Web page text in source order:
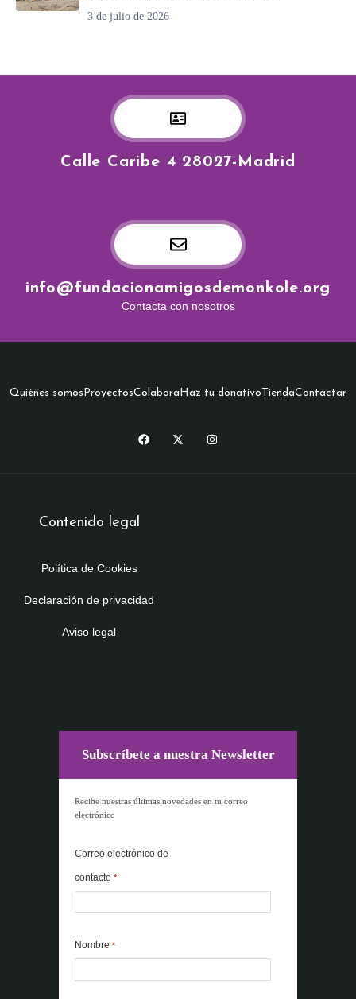
3 de julio de 2026
Calle Caribe 4 28027-Madrid
info@fundacionamigosdemonkole.org
Contacta con nosotros
Quiénes somosProyectosColaboraHaz tu donativo TiendaContactar
Contenido legal
Política de Cookies
Declaración de privacidad
Aviso legal
Subscríbete a nuestra Newsletter
Recibe nuestras últimas novedades en tu correo
electrónico
Correo electrónico de
contacto *
Nombre *